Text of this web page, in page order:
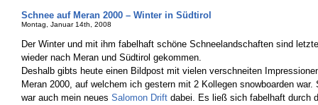
Schnee auf Meran 2000 – Winter in Südtirol
Montag, Januar 14th, 2008
Der Winter und mit ihm fabelhaft schöne Schneelandschaften sind
wieder nach Meran und Südtirol gekommen.
Deshalb gibts heute einen Bildpost mit vielen verschneiten
Meran 2000, auf welchem ich gestern mit 2 Kollegen snowboarden war.
war auch mein neues Salomon Drift dabei. Es ließ sich fabelhaft durch